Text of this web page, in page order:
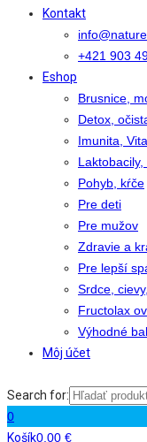
Kontakt
+421 903
Eshop
Brusnice,
Detox,
Imunita,
Pohyb, kŕče
Pre deti
Pre mužov
Zdravie a
Pre lepší
Srdce,
Fructolax
Výhodné
Môj účet
Search for:
0
Košík0.00 €